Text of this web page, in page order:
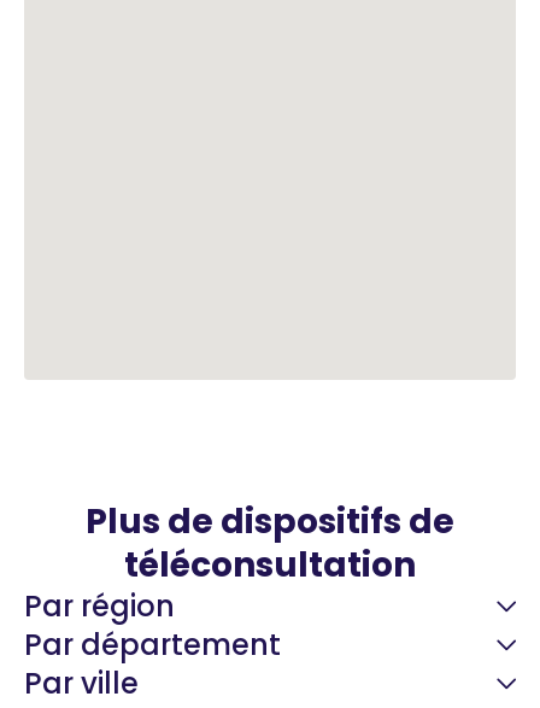
Plus de dispositifs de
téléconsultation
Par région
Par département
Par ville